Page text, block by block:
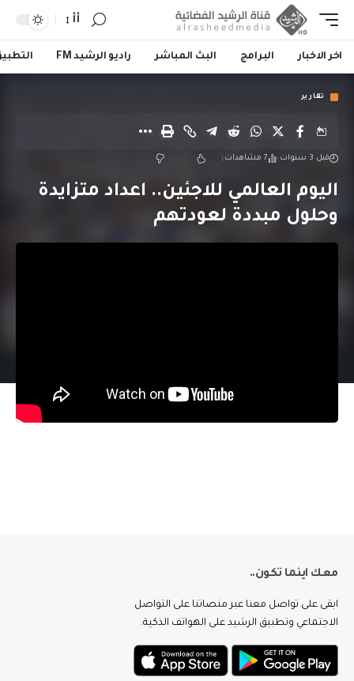
أأ
اخر الاخبار البرامج البث المباشر راديو الرشيد FM
تقارير
قبل 3 سنوات 7 مشاهدات
اليوم العالمي للاجئين.. اعداد متزايدة
وحلول مبددة لعودتهم
معك اينما تكون..
ابقى على تواصل معنا عبر منصاتنا على التواصل
الاجتماعي وتطبيق الرشيد على الهواتف الذكية.